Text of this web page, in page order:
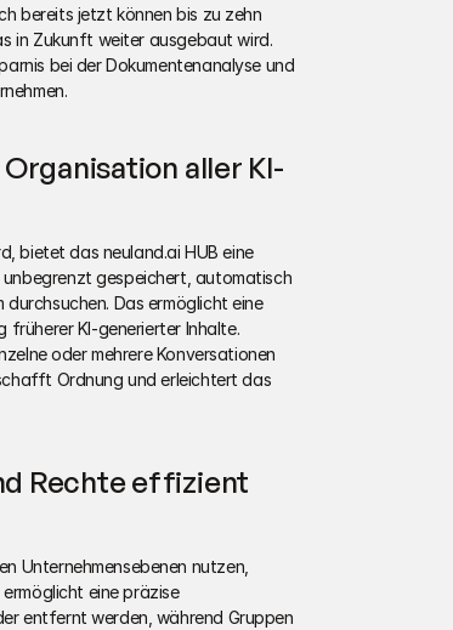
bereits jetzt können bis zu zehn
in Zukunft weiter ausgebaut wird.
bei der Dokumentenanalyse und
aller KI-
bietet das neuland.ai HUB eine
gespeichert, automatisch
Das ermöglicht eine
früherer KI-generierter Inhalte.
oder mehrere Konversationen
Ordnung und erleichtert das
Rechte effizient
Unternehmensebenen nutzen,
eine präzise
entfernt werden, während Gruppen